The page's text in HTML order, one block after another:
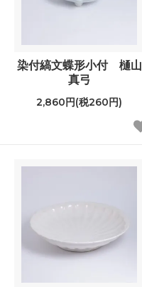
染付縞文蝶形小付 樋山
真弓
2,860円(税260円)